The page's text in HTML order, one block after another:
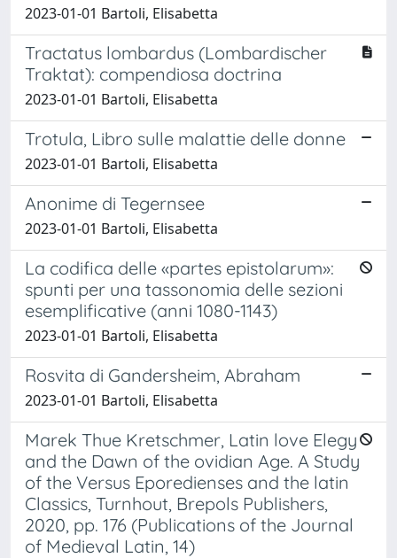
2023-01-01 Bartoli, Elisabetta
Tractatus lombardus (Lombardischer
Traktat): compendiosa doctrina
2023-01-01 Bartoli, Elisabetta
Trotula, Libro sulle malattie delle donne
2023-01-01 Bartoli, Elisabetta
Anonime di Tegernsee
2023-01-01 Bartoli, Elisabetta
La codifica delle «partes epistolarum»:
spunti per una tassonomia delle sezioni
esemplificative (anni 1080-1143)
2023-01-01 Bartoli, Elisabetta
Rosvita di Gandersheim, Abraham
2023-01-01 Bartoli, Elisabetta
Marek Thue Kretschmer, Latin love Elegy
and the Dawn of the ovidian Age. A Study
of the Versus Eporedienses and the latin
Classics, Turnhout, Brepols Publishers,
2020, pp. 176 (Publications of the Journal
of Medieval Latin, 14)